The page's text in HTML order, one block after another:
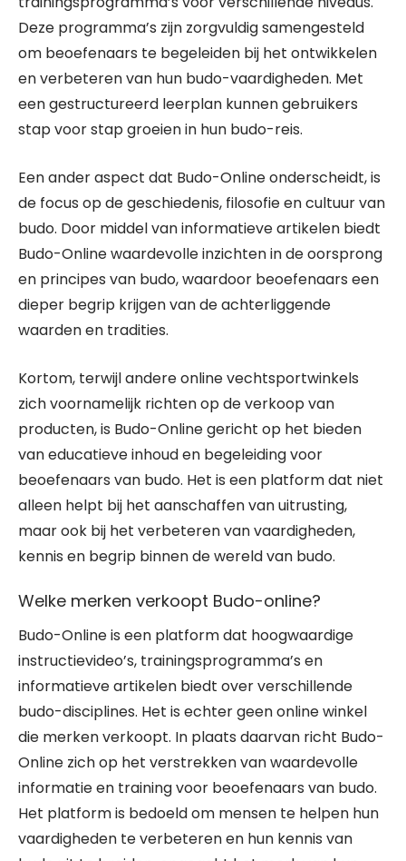
Deze programma’s zijn zorgvuldig samengesteld
om beoefenaars te begeleiden bij het ontwikkelen
en verbeteren van hun budo-vaardigheden. Met
een gestructureerd leerplan kunnen gebruikers
stap voor stap groeien in hun budo-reis.
Een ander aspect dat Budo-Online onderscheidt, is
de focus op de geschiedenis, filosofie en cultuur van
budo. Door middel van informatieve artikelen biedt
Budo-Online waardevolle inzichten in de oorsprong
en principes van budo, waardoor beoefenaars een
dieper begrip krijgen van de achterliggende
waarden en tradities.
Kortom, terwijl andere online vechtsportwinkels
zich voornamelijk richten op de verkoop van
producten, is Budo-Online gericht op het bieden
van educatieve inhoud en begeleiding voor
beoefenaars van budo. Het is een platform dat niet
alleen helpt bij het aanschaffen van uitrusting,
maar ook bij het verbeteren van vaardigheden,
kennis en begrip binnen de wereld van budo.
Welke merken verkoopt Budo-online?
Budo-Online is een platform dat hoogwaardige
instructievideo’s, trainingsprogramma’s en
informatieve artikelen biedt over verschillende
budo-disciplines. Het is echter geen online winkel
die merken verkoopt. In plaats daarvan richt Budo-
Online zich op het verstrekken van waardevolle
informatie en training voor beoefenaars van budo.
Het platform is bedoeld om mensen te helpen hun
vaardigheden te verbeteren en hun kennis van